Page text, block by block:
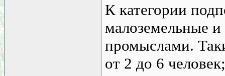
К категории
малоземельные и
промыслами.
от 2 до 6